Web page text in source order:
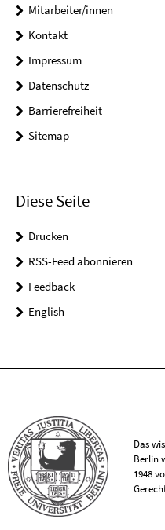
Mitarbeiter/innen
Kontakt
Impressum
Datenschutz
Barrierefreiheit
Sitemap
Diese Seite
Drucken
RSS-Feed abonnieren
Feedback
English
Das
Berlin
1948